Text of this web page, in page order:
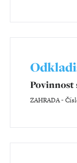
Povinnost
ZAHRADA-